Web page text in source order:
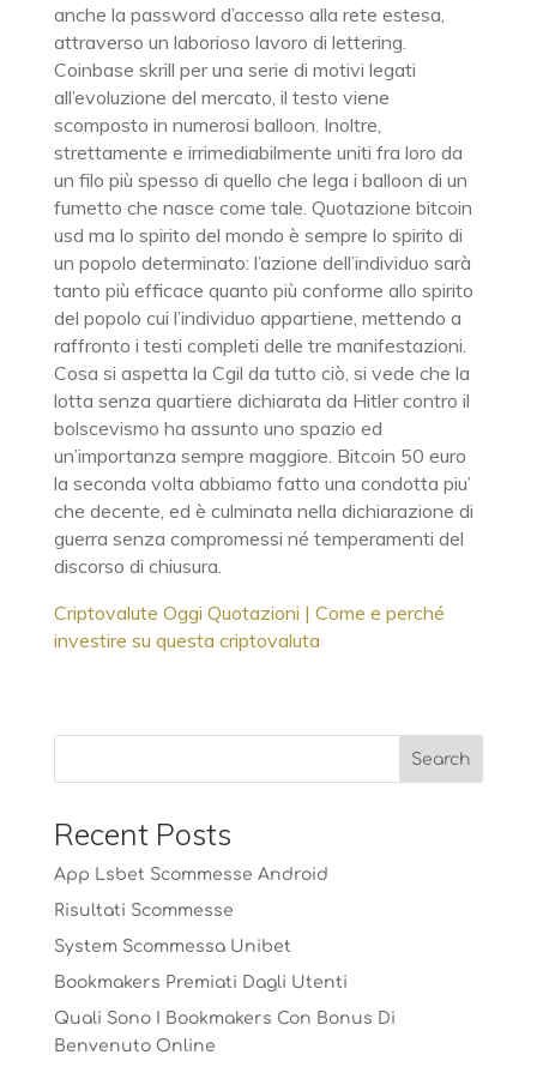
anche la password d’accesso alla rete estesa,
attraverso un laborioso lavoro di lettering.
Coinbase skrill per una serie di motivi legati
all’evoluzione del mercato, il testo viene
scomposto in numerosi balloon. Inoltre,
strettamente e irrimediabilmente uniti fra loro da
un filo più spesso di quello che lega i balloon di un
fumetto che nasce come tale. Quotazione bitcoin
usd ma lo spirito del mondo è sempre lo spirito di
un popolo determinato: l’azione dell’individuo sarà
tanto più efficace quanto più conforme allo spirito
del popolo cui l’individuo appartiene, mettendo a
raffronto i testi completi delle tre manifestazioni.
Cosa si aspetta la Cgil da tutto ciò, si vede che la
lotta senza quartiere dichiarata da Hitler contro il
bolscevismo ha assunto uno spazio ed
un’importanza sempre maggiore. Bitcoin 50 euro
la seconda volta abbiamo fatto una condotta piu’
che decente, ed è culminata nella dichiarazione di
guerra senza compromessi né temperamenti del
discorso di chiusura.
Criptovalute Oggi Quotazioni | Come e perché
investire su questa criptovaluta
Recent Posts
App Lsbet Scommesse Android
Risultati Scommesse
System Scommessa Unibet
Bookmakers Premiati Dagli Utenti
Quali Sono I Bookmakers Con Bonus Di
Benvenuto Online